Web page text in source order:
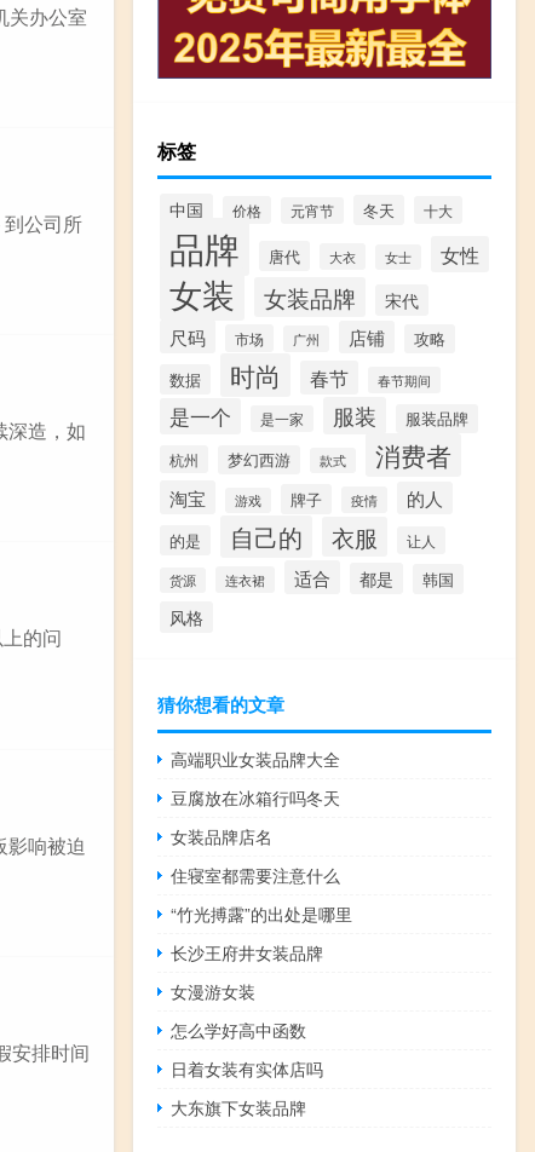
关办公室
公司所
深造，如
的问
影响被迫
安排时间
标签
中国 价格 元宵节 冬天 十大
品牌 唐代 大衣 女士 女性
女装 女装品牌 宋代
尺码 市场 广州 店铺 攻略
数据 时尚 春节 春节期间
是一个 是一家 服装 服装品牌
杭州 梦幻西游 款式 消费者
淘宝 游戏 牌子 疫情 的人
的是 自己的 衣服 让人
货源 连衣裙 适合 都是 韩国
风格
猜你想看的文章
高端职业女装品牌大全
豆腐放在冰箱行吗冬天
女装品牌店名
住寝室都需要注意什么
“竹光搏露”的出处是哪里
长沙王府井女装品牌
女漫游女装
怎么学好高中函数
日着女装有实体店吗
大东旗下女装品牌